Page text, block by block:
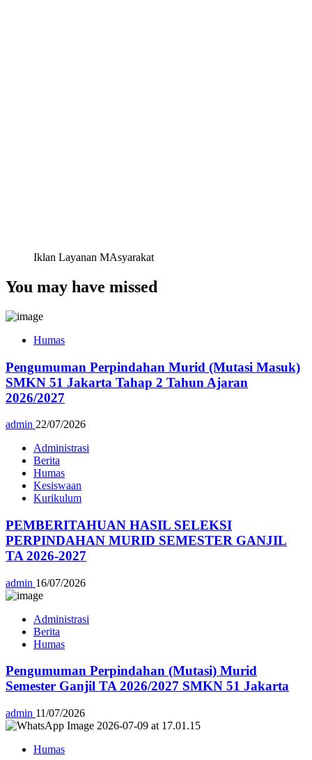
Iklan Layanan MAsyarakat
You may have missed
Humas
Pengumuman Perpindahan Murid (Mutasi Masuk)
SMKN 51 Jakarta Tahap 2 Tahun Ajaran
2026/2027
admin 22/07/2026
Administrasi
Berita
Humas
Kesiswaan
Kurikulum
PEMBERITAHUAN HASIL SELEKSI
PERPINDAHAN MURID SEMESTER GANJIL
TA 2026-2027
admin 16/07/2026
Administrasi
Berita
Humas
Pengumuman Perpindahan (Mutasi) Murid
Semester Ganjil TA 2026/2027 SMKN 51 Jakarta
admin 11/07/2026
Humas